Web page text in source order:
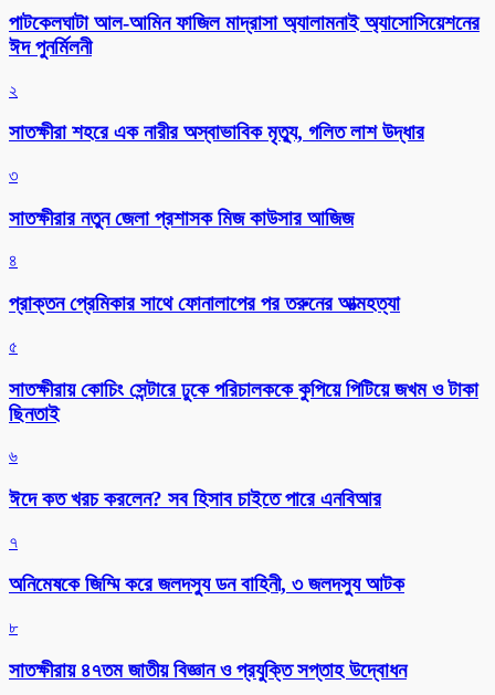
পাটকেলঘাটা আল-আমিন ফাজিল মাদ্রাসা অ্যালামনাই অ্যাসোসিয়েশনের
ঈদ পুনর্মিলনী
২
সাতক্ষীরা শহরে এক নারীর অস্বাভাবিক মৃত্যু, গলিত লাশ উদ্ধার
৩
সাতক্ষীরার নতুন জেলা প্রশাসক মিজ কাউসার আজিজ
৪
প্রাক্তন প্রেমিকার সাথে ফোনালাপের পর তরুনের আত্মহত্যা
৫
সাতক্ষীরায় কোচিং সেন্টারে ঢুকে পরিচালককে কুপিয়ে পিটিয়ে জখম ও টাকা
ছিনতাই
৬
ঈদে কত খরচ করলেন? সব হিসাব চাইতে পারে এনবিআর
৭
অনিমেষকে জিম্মি করে জলদস্যু ডন বাহিনী, ৩ জলদস্যু আটক
৮
সাতক্ষীরায় ৪৭তম জাতীয় বিজ্ঞান ও প্রযুক্তি সপ্তাহ উদ্বোধন